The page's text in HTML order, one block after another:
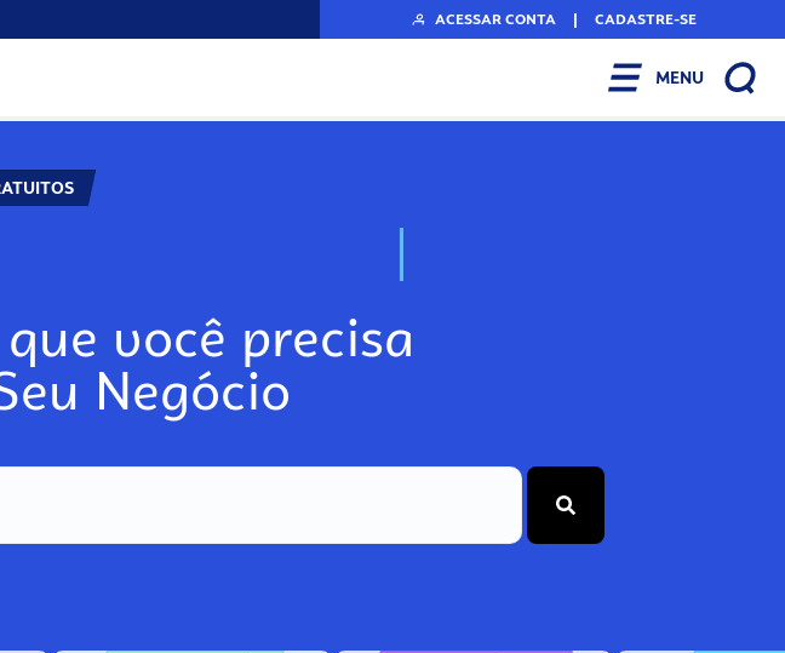
ACESSAR CONTA | CADASTRE-SE
MENU
N
você precisa
Negócio